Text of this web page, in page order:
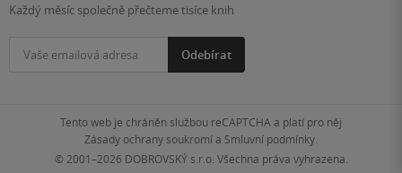
Každý měsíc společně přečteme tisíce knih
Odebírat
Tento web je chráněn službou reCAPTCHA a platí pro něj
Zásady ochrany soukromía Smluvní podmínky
© 2001–2026 DOBROVSKÝ s.r.o. Všechna práva vyhrazena.